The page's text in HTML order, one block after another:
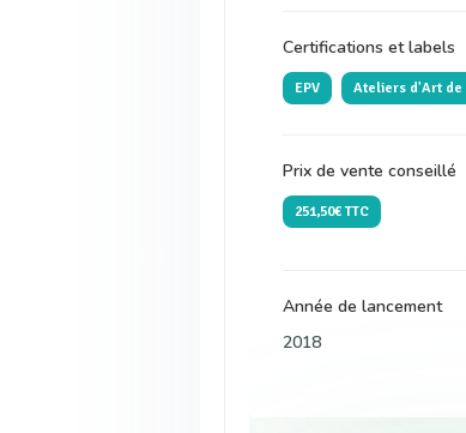
Certifications et labels
EPV Ateliers d'Art de
Prix de vente conseillé
251,50€ TTC
Année de lancement
2018